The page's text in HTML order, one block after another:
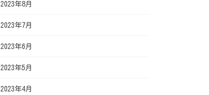
2023年8月
2023年7月
2023年6月
2023年5月
2023年4月